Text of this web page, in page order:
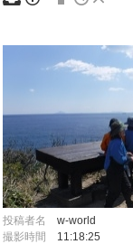
投稿者名
w-world
撮影時間
11:18:25